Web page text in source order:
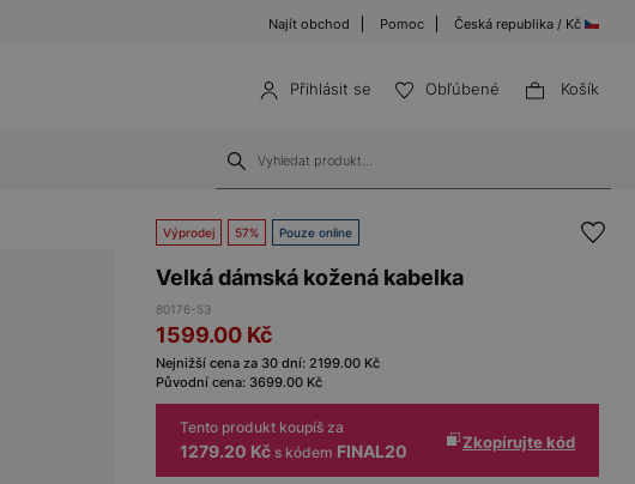
Najít obchod Pomoc Česká republika / Kč
Přihlásit se Obľúbené Košík
Výprodej 57% Pouze online
Velká dámská kožená kabelka
80176-53
1599.00 Kč
Nejnižší cena za 30 dní: 2199.00 Kč
Původní cena: 3699.00 Kč
Tento produkt koupíš za
1279.20 Kč s kódem FINAL20 Zkopírujte kód